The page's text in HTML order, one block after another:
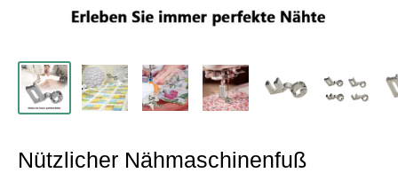
Nützlicher Nähmaschinenfuß